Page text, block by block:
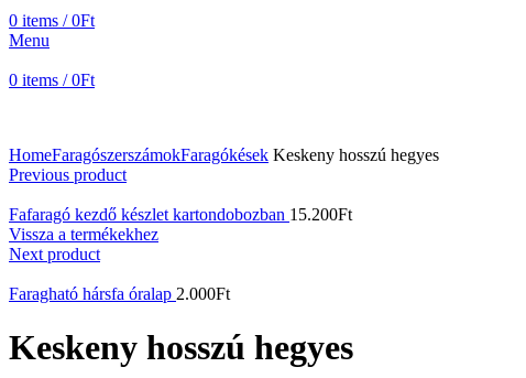
0 items / 0Ft
Menu
0 items / 0Ft
HomeFaragószerszámokFaragókések Keskeny hosszú hegyes
Previous product
Fafaragó kezdő készlet kartondobozban 15.200Ft
Vissza a termékekhez
Next product
Faragható hársfa óralap 2.000Ft
Keskeny hosszú hegyes